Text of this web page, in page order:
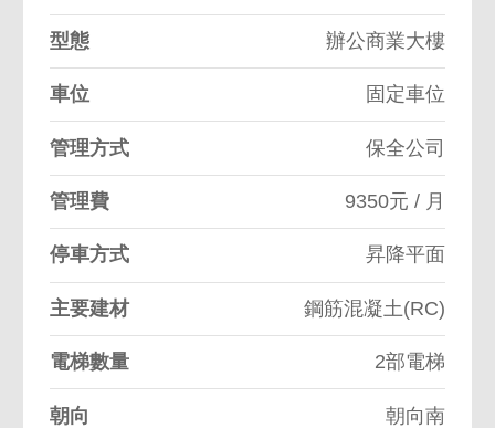
型態 辦公商業大樓
車位 固定車位
管理方式 保全公司
管理費 9350元 / 月
停車方式 昇降平面
主要建材 鋼筋混凝土(RC)
電梯數量 2部電梯
朝向 朝向南